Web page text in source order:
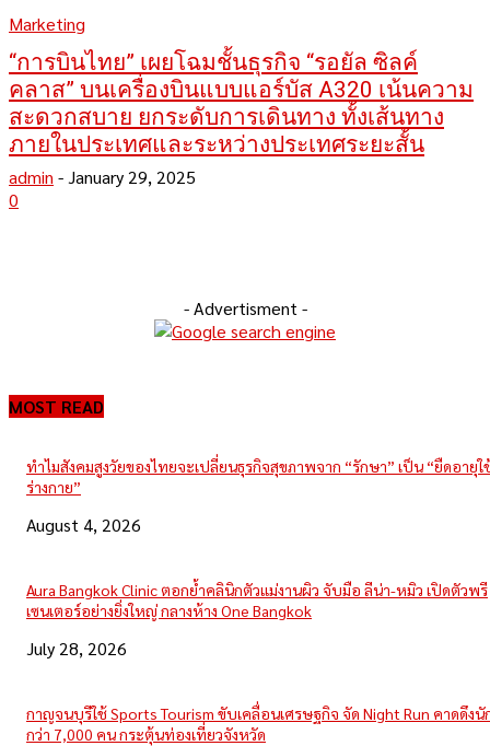
Marketing
“การบินไทย” เผยโฉมชั้นธุรกิจ “รอยัล ซิลค์
คลาส” บนเครื่องบินแบบแอร์บัส A320 เน้นความ
สะดวกสบาย ยกระดับการเดินทาง ทั้งเส้นทาง
ภายในประเทศและระหว่างประเทศระยะสั้น
admin - January 29, 2025
0
- Advertisment -
MOST READ
ทำไมสังคมสูงวัยของไทยจะเปลี่ยนธุรกิจสุขภาพจาก “รักษา” เป็น “ยืดอายุใ
ร่างกาย”
August 4, 2026
Aura Bangkok Clinic ตอกย้ำคลินิกตัวแม่งานผิว จับมือ ลีน่า-หมิว เปิดตัวพรี
เซนเตอร์อย่างยิ่งใหญ่ กลางห้าง One Bangkok
July 28, 2026
กาญจนบุรีใช้ Sports Tourism ขับเคลื่อนเศรษฐกิจ จัด Night Run คาดดึงนั
กว่า 7,000 คน กระตุ้นท่องเที่ยวจังหวัด